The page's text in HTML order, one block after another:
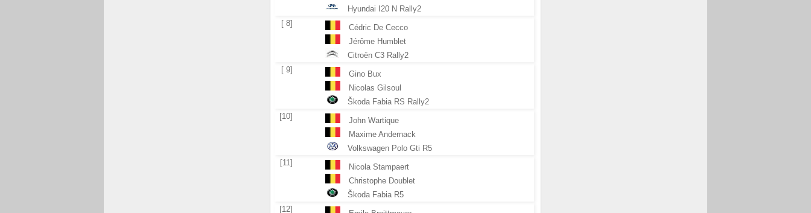
Hyundai I20 N Rally2
[ 8]
Cédric De Cecco
Jérôme Humblet
Citroën C3 Rally2
[ 9]
Gino Bux
Nicolas Gilsoul
Škoda Fabia RS Rally2
[10]
John Wartique
Maxime Andernack
Volkswagen Polo Gti R5
[11]
Nicola Stampaert
Christophe Doublet
Škoda Fabia R5
[12]